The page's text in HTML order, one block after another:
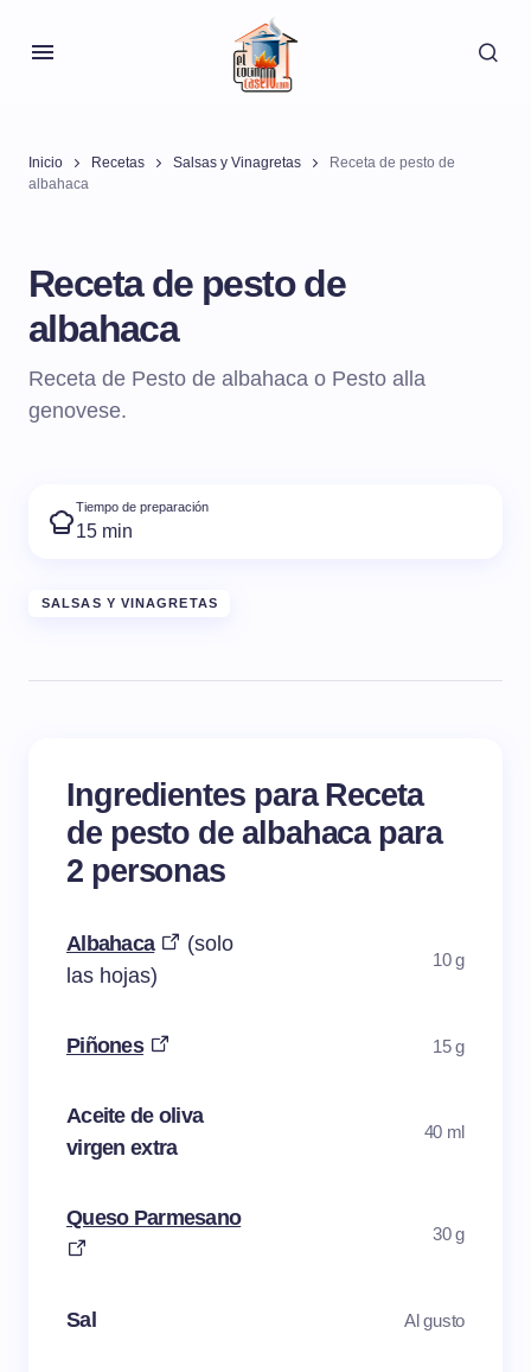
Inicio Recetas Salsas y Vinagretas
Receta de pesto de
albahaca
Receta de pesto de
albahaca
Receta de Pesto de albahaca o Pesto alla
genovese.
Tiempo de preparación
15 min
SALSAS Y VINAGRETAS
Ingredientes para Receta
de pesto de albahaca para
2 personas
Albahaca
(solo
las hojas)
10 g
Piñones 15 g
Aceite de oliva
virgen extra
40 ml
Queso Parmesano
30 g
Sal Al gusto